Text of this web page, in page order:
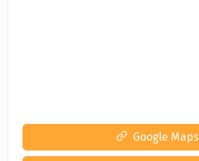
Google Maps